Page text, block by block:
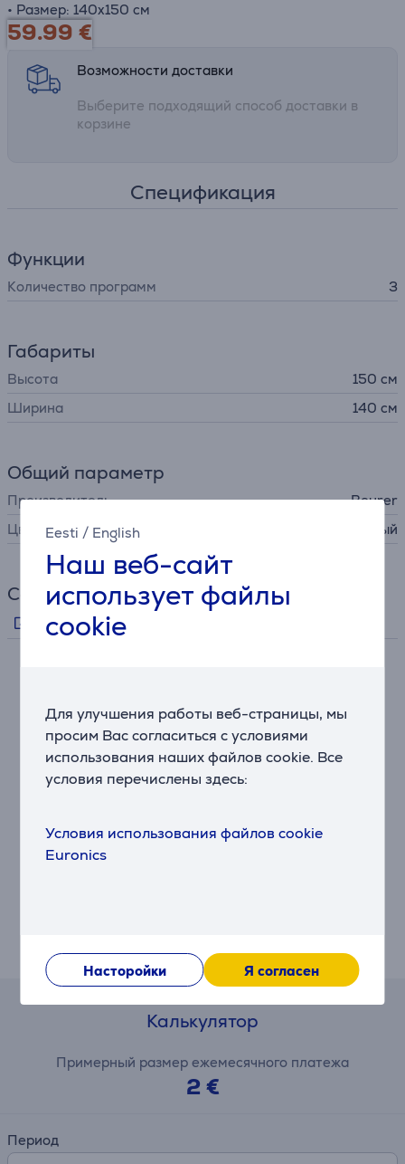
Eesti / English
Наш веб-сайт
использует файлы
cookie
Для улучшения работы веб-страницы, мы
просим Вас согласиться с условиями
использования наших файлов cookie. Все
условия перечислены здесь:
Условия использования файлов cookie
Euronics
Насторойки Я согласен
• Размер: 140x150 см
59.99 €
Возможности доставки
Выберите подходящий способ доставки в
корзине
Спецификация
Функции
Количество программ 3
Габариты
Высота
150 см
Ширина
140 см
Общий параметр
Производитель
Beurer
Цвет
белый
Ссылки
Информация производителя
Система безопасности Beurer BSS
Безопасность – это самый важный вопрос, если речь
идёт о гибком устройстве обогрева. Сенсорная
технология предотвращает неправильное
автоматическое выключение для повышения уровея
безопасности.
человек.
Калькулятор
Примерный размер ежемесячного платежа
2 €
Период